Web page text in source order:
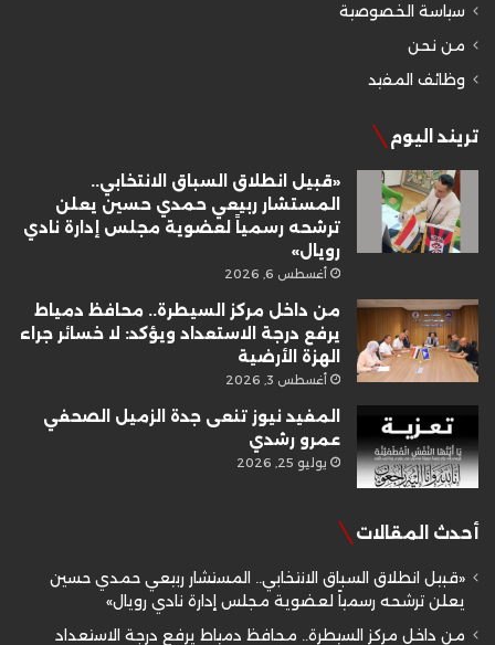
سياسة الخصوصية
من نحن
وظائف المفيد
تريند اليوم
«قبيل انطلاق السباق الانتخابي..
المستشار ربيعي حمدي حسين يعلن
ترشحه رسمياً لعضوية مجلس إدارة نادي
رويال»
أغسطس 6, 2026
من داخل مركز السيطرة.. محافظ دمياط
يرفع درجة الاستعداد ويؤكد: لا خسائر جراء
الهزة الأرضية
أغسطس 3, 2026
المفيد نيوز تنعى جدة الزميل الصحفي
عمرو رشدي
يوليو 25, 2026
أحدث المقالات
«قبيل انطلاق السباق الانتخابي.. المستشار ربيعي حمدي حسين
يعلن ترشحه رسمياً لعضوية مجلس إدارة نادي رويال»
من داخل مركز السيطرة.. محافظ دمياط يرفع درجة الاستعداد